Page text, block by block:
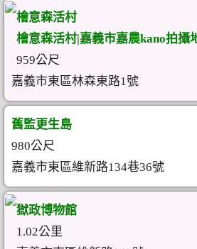
檜意森活村
檜意森活村|嘉義市嘉農kano拍攝
959公尺
嘉義市東區林森東路1號
舊監更生島
980公尺
嘉義市東區維新路134巷36號
獄政博物館
1.02公里